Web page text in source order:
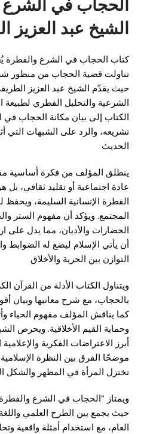
الحجاب في
الشيخ عبد العزيز
كتاب الحجاب في الشرع والفطرة
تناولت قضية الحجاب من منظور
حيث يقدّم الشيخ عبد العزيز
الشرعية والتحليل الفطري لطبيعة
الكتاب إلى بيان مكانة الحجاب في
تشريعه، والرد على الشبهات التي
الحديث
ينطلق المؤلف من فكرة أساسية
عادة اجتماعية أو تقليد ثقافي، بل
الفطرة الإنسانية السليمة، ويحفظ
المجتمع. ويؤكد أن مفهوم الستر
الحضارات والأديان، مما يدل على
أن يأتي الإسلام ليضع له الضوابط
التوازن بين الحرية والأخلاق
ويتناول الكتاب الأدلة من القرآن
بالحجاب، مع شرح معانيها وبيان
كما يناقش المؤلف مفهوم الحياء
وحماية القيم الأخلاقية. ويحرص
أبرز الاعتراضات الفكرية
موضحًا الفرق بين النظرة الإسلامية
تختزل المرأة في المظهر والشكل
ويمتاز “الحجاب في الشرع
حيث يجمع بين الطرح العلمي
العام، مع استخدام أمثلة واقعية